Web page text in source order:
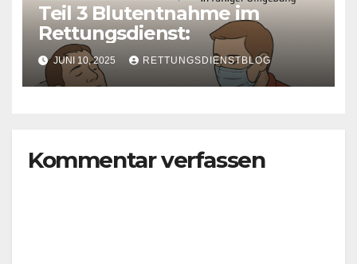
Teil 3 Blutentnahme im
Rettungsdienst:
JUNI 10, 2025 RETTUNGSDIENSTBLOG
Kommentar verfassen